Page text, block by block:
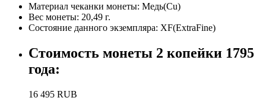
Материал чеканки монеты: Медь(Cu)
Вес монеты: 20,49 г.
Состояние данного экземпляра: XF(ExtraFine)
Стоимость монеты 2 копейки 1795
года:
16 495 RUB